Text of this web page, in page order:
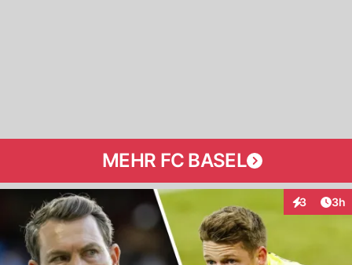
MEHR FC BASEL
3 3h